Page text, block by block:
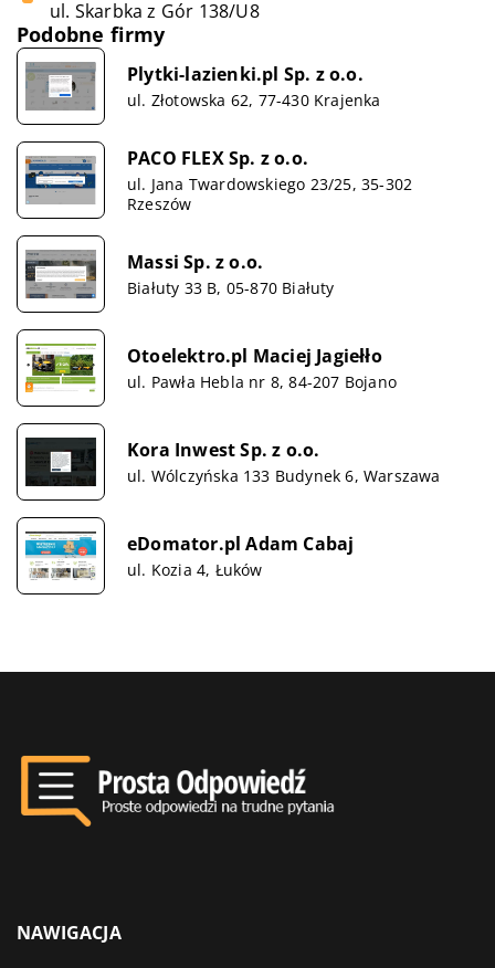
ul. Skarbka z Gór 138/U8
Podobne firmy
Plytki-lazienki.pl Sp. z o.o.
ul. Złotowska 62, 77-430 Krajenka
PACO FLEX Sp. z o.o.
ul. Jana Twardowskiego 23/25, 35-302
Rzeszów
Massi Sp. z o.o.
Białuty 33 B, 05-870 Białuty
Otoelektro.pl Maciej Jagiełło
ul. Pawła Hebla nr 8, 84-207 Bojano
Kora Inwest Sp. z o.o.
ul. Wólczyńska 133 Budynek 6, Warszawa
eDomator.pl Adam Cabaj
ul. Kozia 4, Łuków
NAWIGACJA